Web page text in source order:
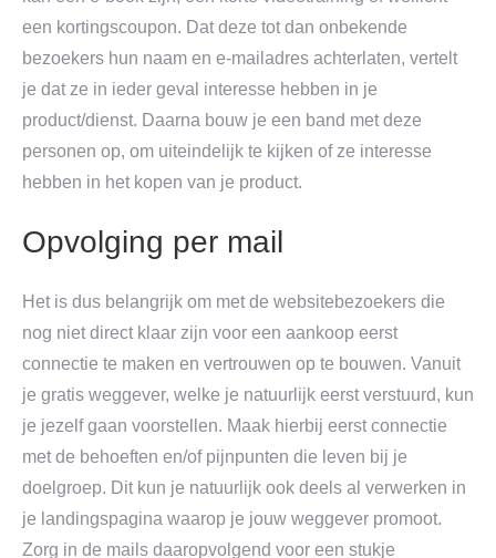
een kortingscoupon. Dat deze tot dan onbekende
bezoekers hun naam en e-mailadres achterlaten, vertelt
je dat ze in ieder geval interesse hebben in je
product/dienst. Daarna bouw je een band met deze
personen op, om uiteindelijk te kijken of ze interesse
hebben in het kopen van je product.
Opvolging per mail
Het is dus belangrijk om met de websitebezoekers die
nog niet direct klaar zijn voor een aankoop eerst
connectie te maken en vertrouwen op te bouwen. Vanuit
je gratis weggever, welke je natuurlijk eerst verstuurd, kun
je jezelf gaan voorstellen. Maak hierbij eerst connectie
met de behoeften en/of pijnpunten die leven bij je
doelgroep. Dit kun je natuurlijk ook deels al verwerken in
je landingspagina waarop je jouw weggever promoot.
Zorg in de mails daaropvolgend voor een stukje